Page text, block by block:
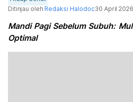
Ditinjau oleh Redaksi Halodoc30 April 2026
Mandi Pagi Sebelum Subuh:
Optimal